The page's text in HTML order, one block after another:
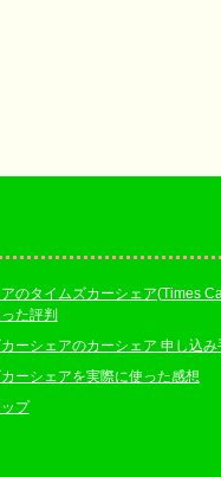
のタイムズカーシェア(Times
た評判
ーシェアのカーシェア 申し込み
ーシェアを実際に使った感想
プ